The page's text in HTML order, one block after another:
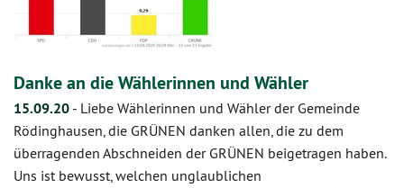
Danke an die Wählerinnen und Wähler
15.09.20 - Liebe Wählerinnen und Wähler der Gemeinde
Rödinghausen, die GRÜNEN danken allen, die zu dem
überragenden Abschneiden der GRÜNEN beigetragen haben.
Uns ist bewusst, welchen unglaublichen